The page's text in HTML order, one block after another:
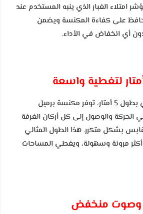
امتلاء الغبار الذي ينبه المستخدم عند
يحافظ على كفاءة المكنسة ويضمن
أي انخفاض في الأداء.
مزودة بسلك كهربائي بطول 5 أمتار، توفر مكنسة برميل
الحركة والوصول إلى كل أركان الغرفة
بشكل متكرر. هذا الطول المثالي
مرونة وسهولة، ويغطي المساحات
منخفض